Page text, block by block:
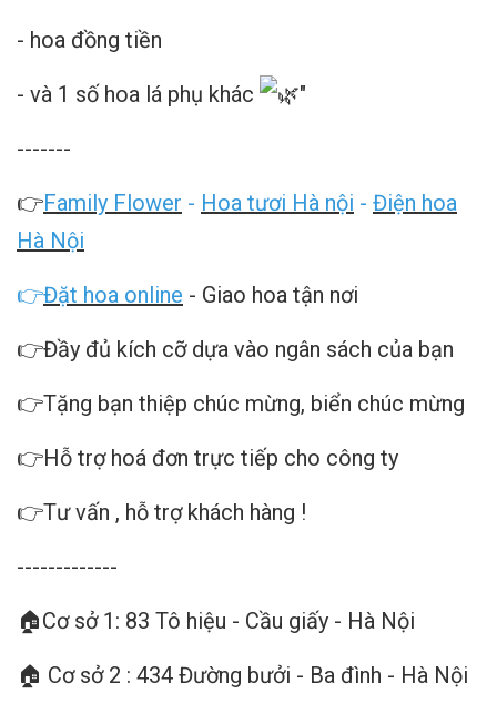
- hoa đồng tiền
- và 1 số hoa lá phụ khác "
-------
👉Family Flower - Hoa tươi Hà nội - Điện hoa
Hà Nội
👉Đặt hoa online - Giao hoa tận nơi
👉Đầy đủ kích cỡ dựa vào ngân sách của bạn
👉Tặng bạn thiệp chúc mừng, biển chúc mừng
👉Hỗ trợ hoá đơn trực tiếp cho công ty
👉Tư vấn , hỗ trợ khách hàng !
-------------
🏠Cơ sở 1: 83 Tô hiệu - Cầu giấy - Hà Nội
🏠 Cơ sở 2 : 434 Đường bưởi - Ba đình - Hà Nội